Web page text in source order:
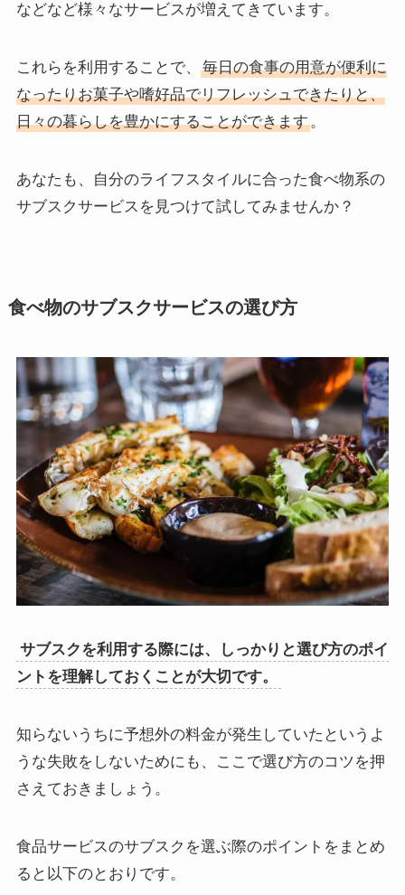
などなど様々なサービスが増えてきています。
これらを利用することで、
毎日の食事の用意が便利に
なったりお菓子や嗜好品でリフレッシュできたりと、
日々の暮らしを豊かにすることができます。
あなたも、自分のライフスタイルに合った食べ物系の
サブスクサービスを見つけて試してみませんか？
食べ物のサブスクサービスの選び方
サブスクを利用する際には、しっかりと選び方のポイ
ントを理解しておくことが大切です。
知らないうちに予想外の料金が発生していたというよ
うな失敗をしないためにも、ここで選び方のコツを押
さえておきましょう。
食品サービスのサブスクを選ぶ際のポイントをまとめ
ると以下のとおりです。